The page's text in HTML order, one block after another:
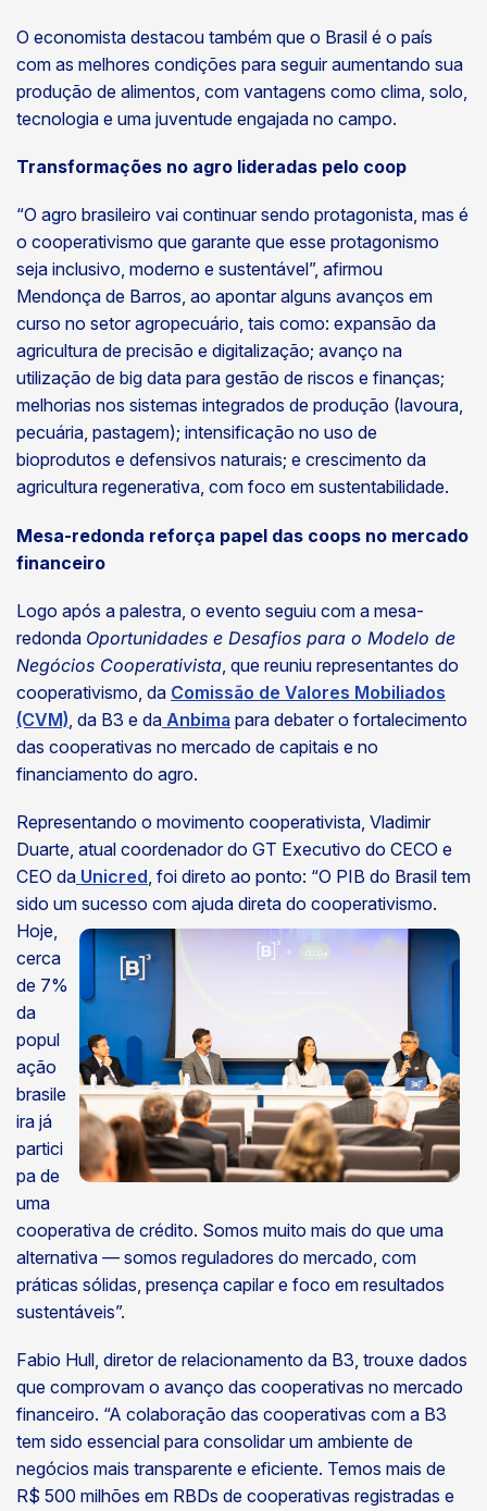
O economista destacou também que o Brasil é o país
com as melhores condições para seguir aumentando sua
produção de alimentos, com vantagens como clima, solo,
tecnologia e uma juventude engajada no campo.
Transformações no agro lideradas pelo coop
“O agro brasileiro vai continuar sendo protagonista, mas é
o cooperativismo que garante que esse protagonismo
seja inclusivo, moderno e sustentável”, afirmou
Mendonça de Barros, ao apontar alguns avanços em
curso no setor agropecuário, tais como: expansão da
agricultura de precisão e digitalização; avanço na
utilização de big data para gestão de riscos e finanças;
melhorias nos sistemas integrados de produção (lavoura,
pecuária, pastagem); intensificação no uso de
bioprodutos e defensivos naturais; e crescimento da
agricultura regenerativa, com foco em sustentabilidade.
Mesa-redonda reforça papel das coops no mercado
financeiro
Logo após a palestra, o evento seguiu com a mesa-
redonda Oportunidades e Desafios para o Modelo de
Negócios Cooperativista , que reuniu representantes do
cooperativismo, da Comissão de Valores Mobiliados
(CVM) , da B3 e da Anbima para debater o fortalecimento
das cooperativas no mercado de capitais e no
financiamento do agro.
Representando o movimento cooperativista, Vladimir
Duarte, atual coordenador do GT Executivo do CECO e
CEO da Unicred , foi direto ao ponto: “O PIB do Brasil tem
sido um sucesso com ajuda direta do cooperativismo.
Hoje,
cerca
de 7%
da
popul
ação
brasile
ira já
partici
pa de
uma
cooperativa de crédito. Somos muito mais do que uma
alternativa — somos reguladores do mercado, com
práticas sólidas, presença capilar e foco em resultados
sustentáveis”.
Fabio Hull, diretor de relacionamento da B3, trouxe dados
que comprovam o avanço das cooperativas no mercado
financeiro. “A colaboração das cooperativas com a B3
tem sido essencial para consolidar um ambiente de
negócios mais transparente e eficiente. Temos mais de
R$ 500 milhões em RBDs de cooperativas registradas e